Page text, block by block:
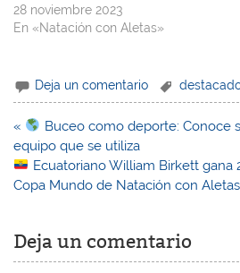
28 noviembre 2023
En «Natación con Aletas»
Deja un comentario
Navegación
de
entradas
«
Buceo como deporte: Conoce
equipo que se utiliza
Ecuatoriano William Birkett gana
Copa Mundo de Natación con
Deja un comentario